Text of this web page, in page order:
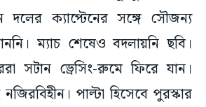
দলের ক্যাপ্টেনের সঙ্গে সৌজন্য
ম্যাচ শেষেও বদলায়নি ছবি।
সটান ড্রেসিং-রুমে ফিরে যান।
পাল্টা হিসেবে পুরস্কার